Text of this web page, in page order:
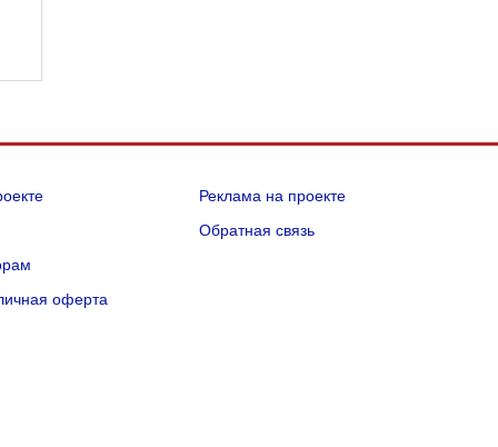
оферта
Реклама на проекте
Обратная связь